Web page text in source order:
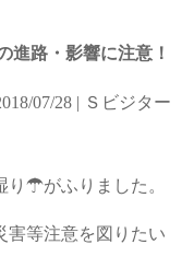
路・影響に注意！
07/28 | Ｓビジター
り☂がふりました。
害等注意を図りたい